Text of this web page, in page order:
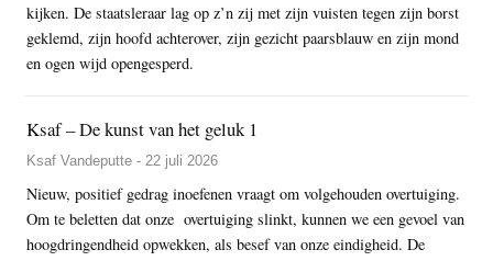
kijken. De staatsleraar lag op z’n zij met zijn vuisten tegen zijn borst
geklemd, zijn hoofd achterover, zijn gezicht paarsblauw en zijn mond
en ogen wijd opengesperd.
Ksaf – De kunst van het geluk 1
Ksaf Vandeputte - 22 juli 2026
Nieuw, positief gedrag inoefenen vraagt om volgehouden overtuiging.
Om te beletten dat onze overtuiging slinkt, kunnen we een gevoel van
hoogdringendheid opwekken, als besef van onze eindigheid. De